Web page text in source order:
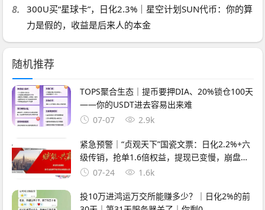
8.
300U买“星球卡”，日化2.3%｜星空计划SUN代币：你的算
力是假的，收益是后来人的本金
随机推荐
TOPS聚合生态｜提币要押DIA、20%锁仓100天
——你的USDT进去容易出来难
07-07
2.9k
紧急预警｜“贞观天下”国瓷文票：日化2.2%+六
级传销，抢单1.6倍权益，提现已变慢，崩盘在
即 07-24 1.6k
投10万进鸿运万交所能赚多少？｜日化2%的前